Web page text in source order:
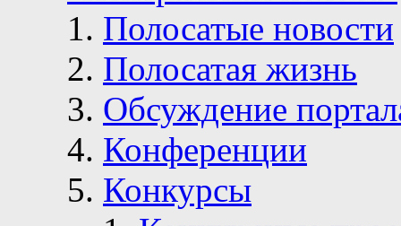
Полосатые новости
Полосатая жизнь
Обсуждение
Конференции
Конкурсы